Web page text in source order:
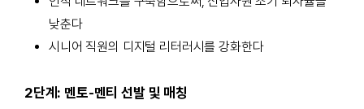
낮춘다
시니어 직원의 디지털 리터러시를 강화한다
2단계: 멘토-멘티 선발 및 매칭